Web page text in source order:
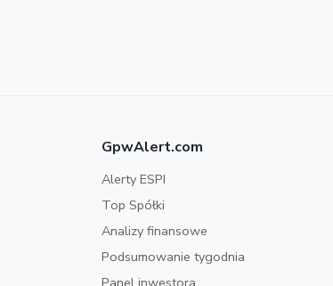
GpwAlert.com
Alerty ESPI
Top Spółki
Analizy finansowe
Podsumowanie tygodnia